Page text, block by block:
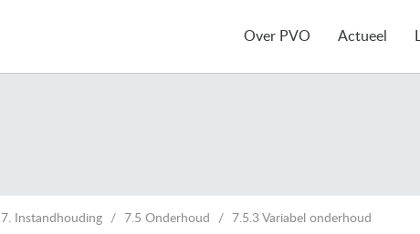
Over PVO Actueel
7. Instandhouding 7.5 Onderhoud 7.5.3 Variabel onderhoud